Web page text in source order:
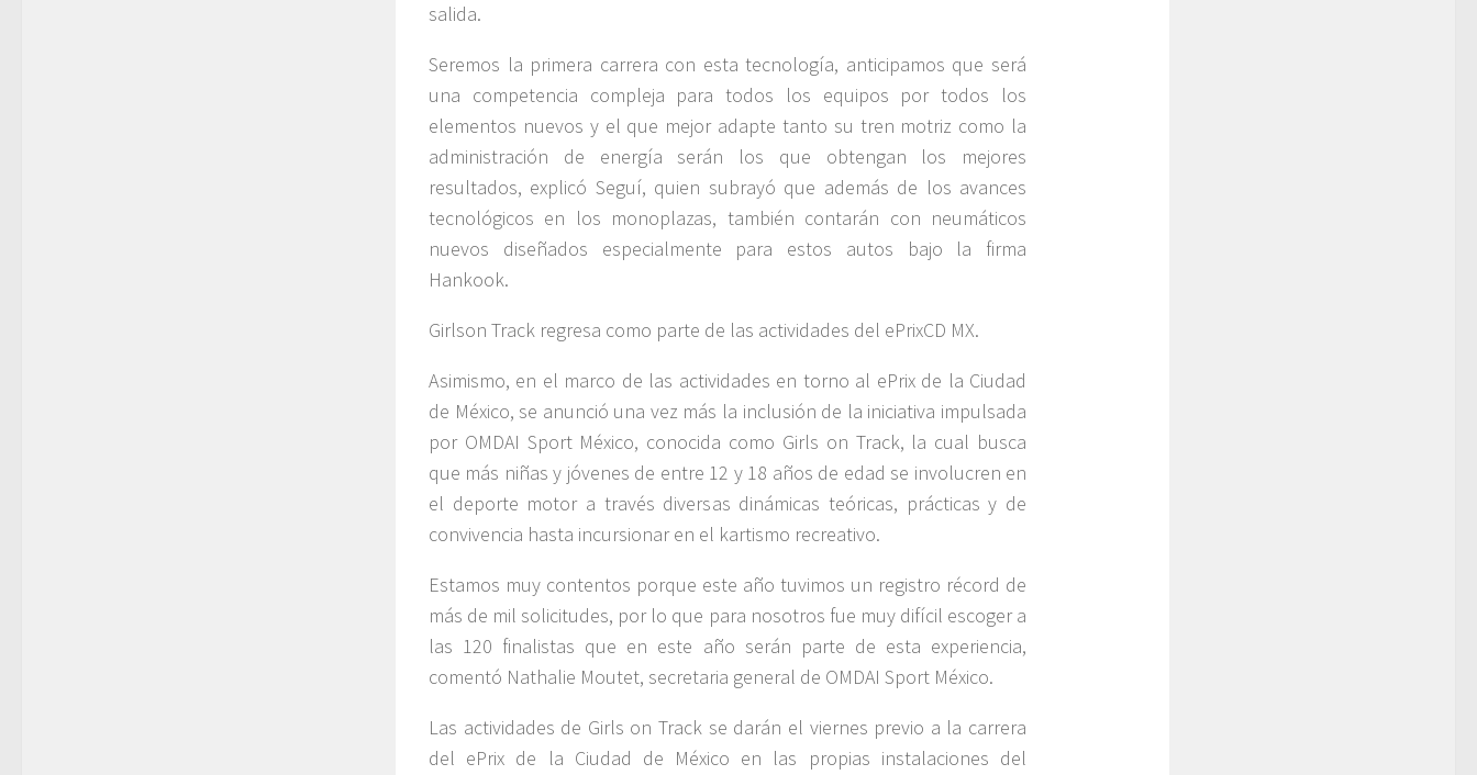
salida.
Seremos la primera carrera con esta tecnología, anticipamos que será
una competencia compleja para todos los equipos por todos los
elementos nuevos y el que mejor adapte tanto su tren motriz como la
administración de energía serán los que obtengan los mejores
resultados, explicó Seguí, quien subrayó que además de los avances
tecnológicos en los monoplazas, también contarán con neumáticos
nuevos diseñados especialmente para estos autos bajo la firma
Hankook.
Girlson Track regresa como parte de las actividades del ePrixCD MX.
Asimismo, en el marco de las actividades en torno al ePrix de la Ciudad
de México, se anunció una vez más la inclusión de la iniciativa impulsada
por OMDAI Sport México, conocida como Girls on Track, la cual busca
que más niñas y jóvenes de entre 12 y 18 años de edad se involucren en
el deporte motor a través diversas dinámicas teóricas, prácticas y de
convivencia hasta incursionar en el kartismo recreativo.
Estamos muy contentos porque este año tuvimos un registro récord de
más de mil solicitudes, por lo que para nosotros fue muy difícil escoger a
las 120 finalistas que en este año serán parte de esta experiencia,
comentó Nathalie Moutet, secretaria general de OMDAI Sport México.
Las actividades de Girls on Track se darán el viernes previo a la carrera
del ePrix de la Ciudad de México en las propias instalaciones del